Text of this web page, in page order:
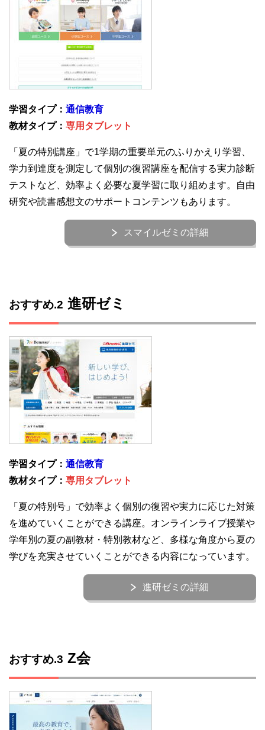
学習タイプ： 通信教育
教材タイプ： 専用タブレット
「夏の特別講座」で1学期の重要単元のふりかえり学習、
学力到達度を測定して個別の復習講座を配信する実力診断
テストなど、効率よく必要な夏学習に取り組めます。自由
研究や読書感想文のサポートコンテンツもあります。
スマイルゼミの詳細
おすすめ.2 進研ゼミ
学習タイプ： 通信教育
教材タイプ： 専用タブレット
「夏の特別号」で効率よく個別の復習や実力に応じた対策
を進めていくことができる講座。オンラインライブ授業や
学年別の夏の副教材・特別教材など、多様な角度から夏の
学びを充実させていくことができる内容になっています。
進研ゼミの詳細
おすすめ.3 Z会